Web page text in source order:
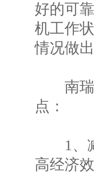
好的可
机工作
情况做
南瑞综
点：
1、减
高经济